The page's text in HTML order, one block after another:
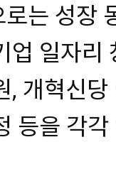
는 성장
업 일자리
, 개혁신
등을 각